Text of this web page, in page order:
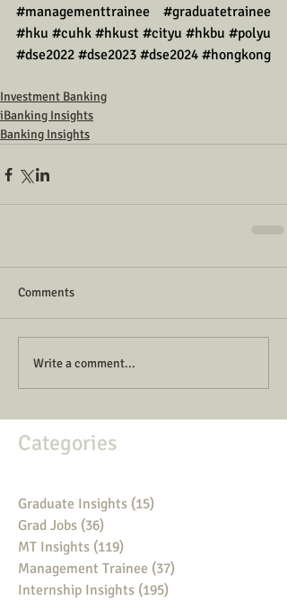
#managementtrainee
#graduatetrainee
#hku #cuhk #hkust #cityu #hkbu #polyu
#dse2022 #dse2023 #dse2024 #hongkong
Investment Banking
iBanking Insights
Banking Insights
Comments
Write a comment...
Categories
Graduate Insights (15)
Grad Jobs (36)
MT Insights (119)
Management Trainee (37)
Internship Insights (195)